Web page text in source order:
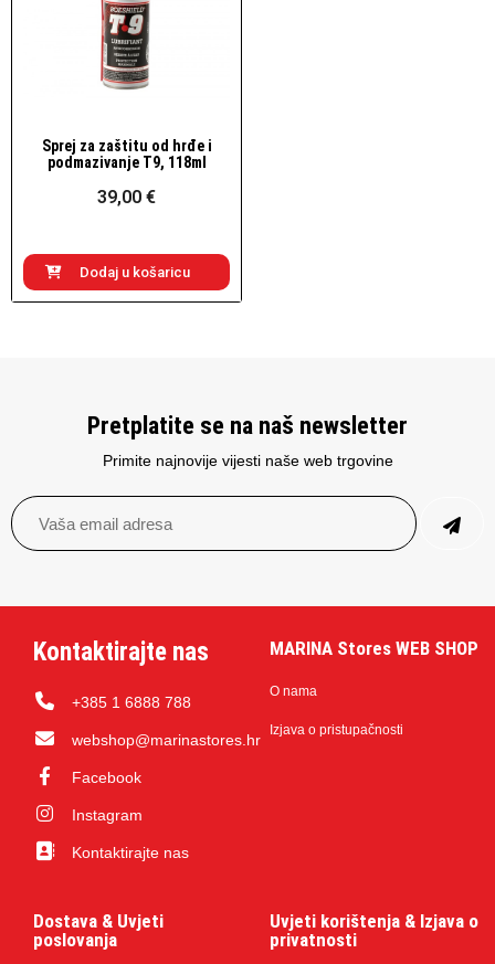
Brzi pogled
Sprej za zaštitu od hrđe i
podmazivanje T9, 118ml
39,00 €
Dodaj u košaricu
Pretplatite se na naš newsletter
Primite najnovije vijesti naše web trgovine
Kontaktirajte nas
+385 1 6888 788
webshop@marinastores.hr
Facebook
Instagram
Kontaktirajte nas
MARINA Stores WEB SHOP
O nama
Izjava o pristupačnosti
Dostava & Uvjeti
poslovanja
Uvjeti korištenja & Izjava o
privatnosti